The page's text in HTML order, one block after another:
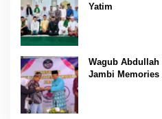
Yatim
Wagub
Jambi